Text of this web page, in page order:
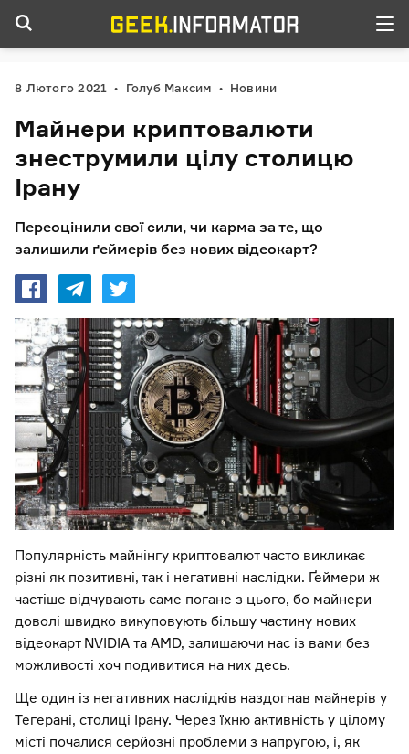
8 Лютого 2021 Голуб Максим Новини
Майнери криптовалюти
знеструмили цілу столицю
Ірану
Переоцінили свої сили, чи карма за те, що
залишили ґеймерів без нових відеокарт?
Популярність майнінгу криптовалют часто викликає
різні як позитивні, так і негативні наслідки. Ґеймери ж
частіше відчувають саме погане з цього, бо майнери
доволі швидко викуповують більшу частину нових
відеокарт NVIDIA та AMD, залишаючи нас із вами без
можливості хоч подивитися на них десь.
Ще один із негативних наслідків наздогнав майнерів у
Тегерані, столиці Ірану. Через їхню активність у цілому
місті почалися серйозні проблеми з напругою, і, як